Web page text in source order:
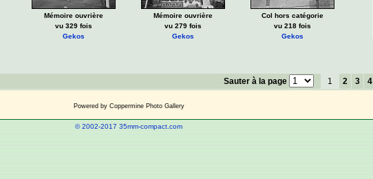
Mémoire ouvrière
vu 329 fois
Gekos
Mémoire ouvrière
vu 279 fois
Gekos
Col hors catégorie
vu 218 fois
Gekos
Sauter à la page 1 2 3 4
Powered by Coppermine Photo Gallery
© 2002-2017 35mm-compact.com